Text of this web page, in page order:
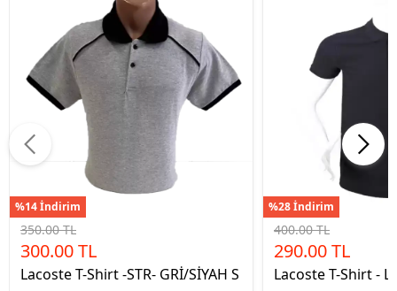
%14 İndirim
350.00 TL
300.00 TL
Lacoste T-Shirt -STR- GRİ/SİYAH S
%28 İndirim
400.00 TL
290.00 TL
Lacoste T-Shirt -